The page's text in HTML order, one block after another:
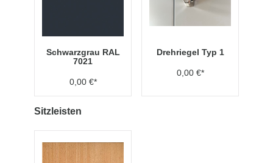
Schwarzgrau RAL
7021
0,00 €*
Drehriegel Typ 1
0,00 €*
Sitzleisten